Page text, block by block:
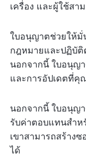
เครื่อง และผู้ใช้สา
ใบอนุญาตช่วยให้มั่
กฎหมายและปฏิบัติ
นอกจากนี้ ใบอนุญ
และการอัปเดตที่คุ
นอกจากนี้ ใบอนุญ
รับค่าตอบแทนสำห
เขาสามารถสร้าง
ได้